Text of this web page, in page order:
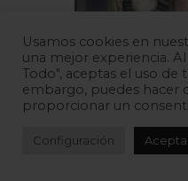
MODA
Usamos cookies en
una mejor experiencia.
Todo", aceptas el uso de
embargo, puedes hacer
proporcionar un
Configuración